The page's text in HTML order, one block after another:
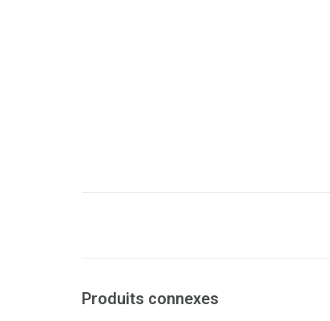
Produits connexes